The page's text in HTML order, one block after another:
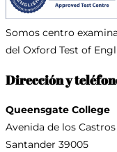
Somos centro
del Oxford Test of
Dirección y
Queensgate College
Avenida de los
Santander 39005